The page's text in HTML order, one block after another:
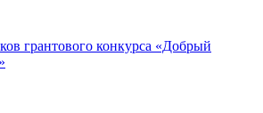
грантового конкурса «Добрый